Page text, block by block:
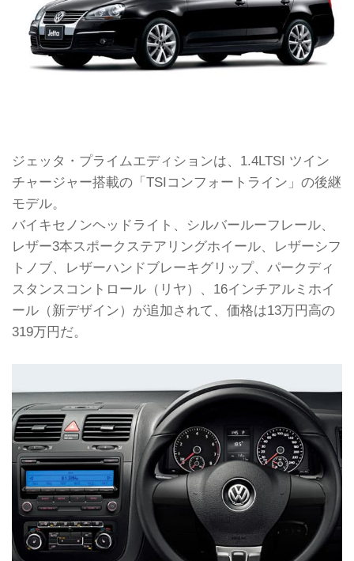
ジェッタ・プライムエディションは、1.4LTSI ツイン
チャージャー搭載の「TSIコンフォートライン」の後継
モデル。
バイキセノンヘッドライト、シルバールーフレール、
レザー3本スポークステアリングホイール、レザーシフ
トノブ、レザーハンドブレーキグリップ、パークディ
スタンスコントロール（リヤ）、16インチアルミホイ
ール（新デザイン）が追加されて、価格は13万円高の
319万円だ。